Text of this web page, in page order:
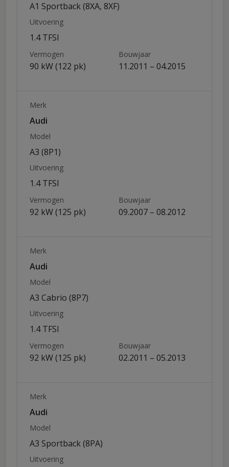
A1 Sportback (8XA, 8XF)
Uitvoering
1.4 TFSI
Vermogen
90 kW (122 pk)
Bouwjaar
11.2011 – 04.2015
Merk
Audi
Model
A3 (8P1)
Uitvoering
1.4 TFSI
Vermogen
92 kW (125 pk)
Bouwjaar
09.2007 – 08.2012
Merk
Audi
Model
A3 Cabrio (8P7)
Uitvoering
1.4 TFSI
Vermogen
92 kW (125 pk)
Bouwjaar
02.2011 – 05.2013
Merk
Audi
Model
A3 Sportback (8PA)
Uitvoering